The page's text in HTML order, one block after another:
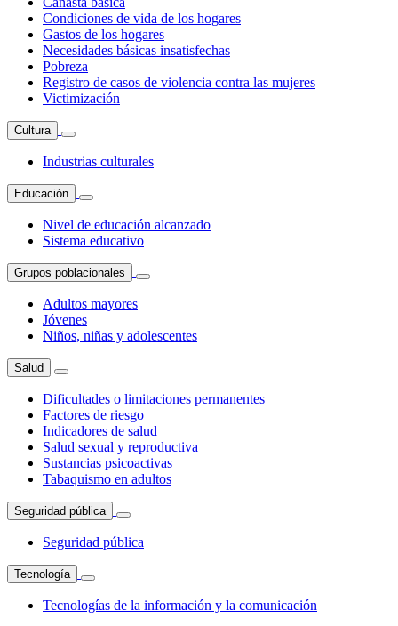
Condiciones de vida de los hogares
Gastos de los hogares
Necesidades básicas insatisfechas
Pobreza
Registro de casos de violencia contra las mujeres
Victimización
Cultura
Industrias culturales
Educación
Nivel de educación alcanzado
Sistema educativo
Grupos poblacionales
Adultos mayores
Jóvenes
Niños, niñas y adolescentes
Salud
Dificultades o limitaciones permanentes
Factores de riesgo
Indicadores de salud
Salud sexual y reproductiva
Sustancias psicoactivas
Tabaquismo en adultos
Seguridad pública
Seguridad pública
Tecnología
Tecnologías de la información y la comunicación